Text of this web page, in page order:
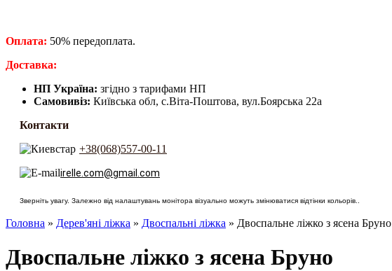
Оплата: 50% передоплата.
​Доставка:
НП Україна: згідно з тарифами НП
Самовивіз: Київська обл, с.Віта-Поштова, вул.Боярська 22а
Контакти
+38(068)557-00-11
irelle.com@gmail.com
Зверніть увагу. Залежно від налаштувань монітора візуально можуть змінюватися відтінки кольорів..
Головна » Дерев'яні ліжка » Двоспальні ліжка » Двоспальне ліжко з ясена Бруно
Двоспальне ліжко з ясена Бруно